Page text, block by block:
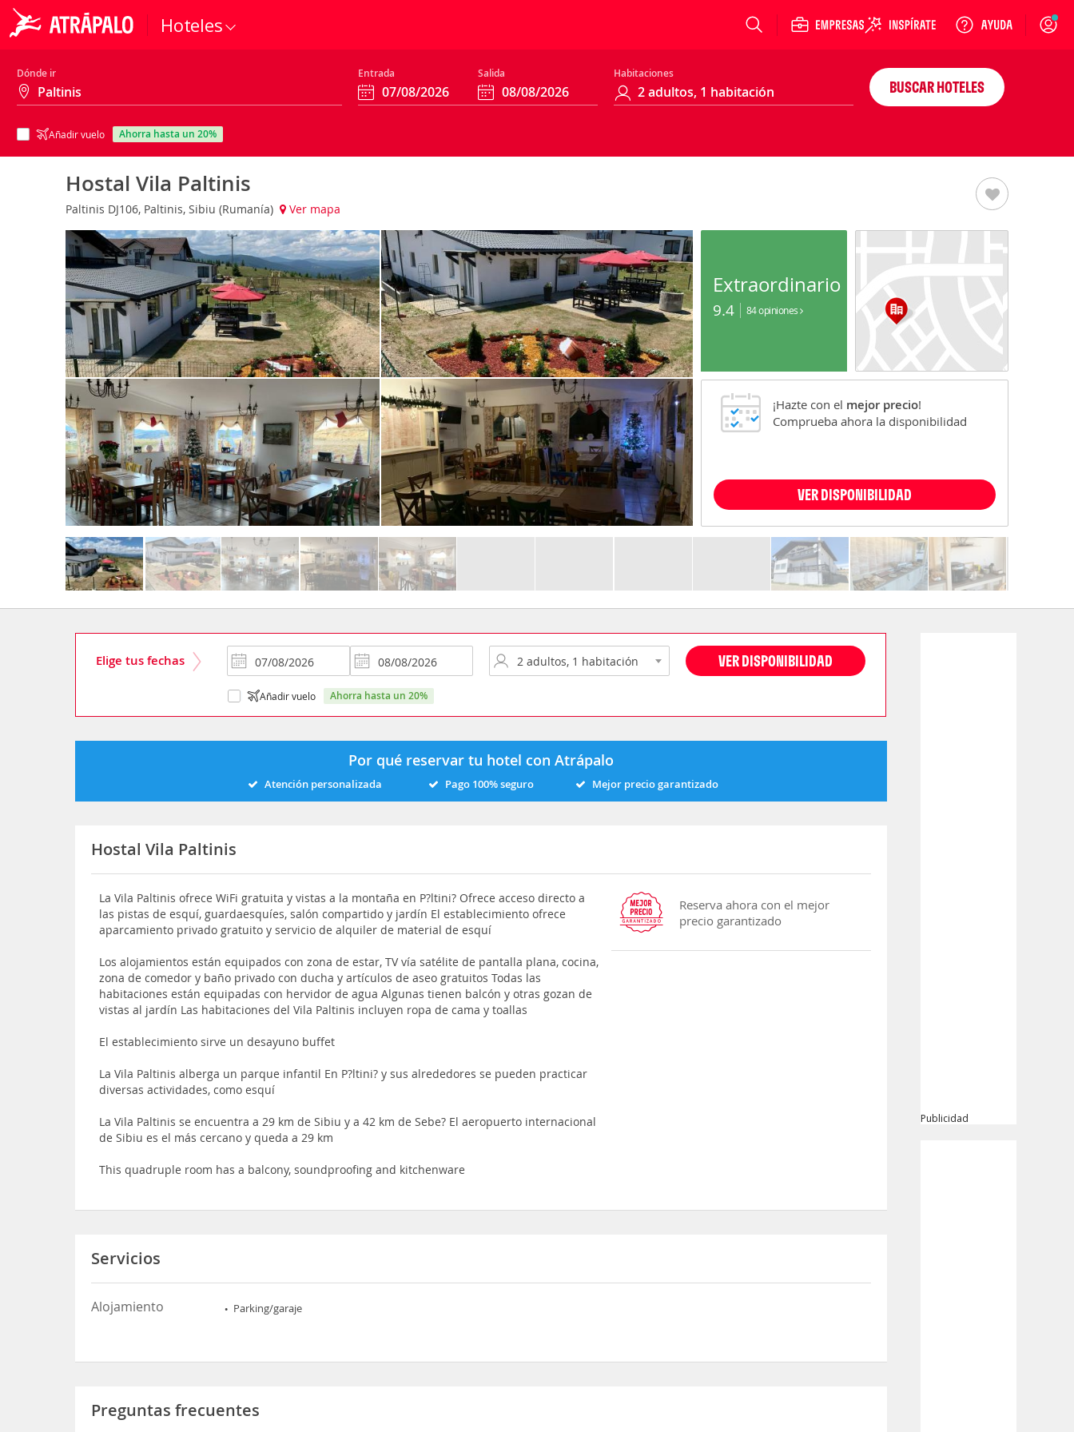
Hoteles Login
Dónde ir Entrada Salida Habitaciones
Añadir vuelo ahorra hasta un 20%
BUSCAR HOTELES
Hostal Vila Paltinis
Paltinis DJ106, Paltinis, Sibiu (Rumanía) Ver mapa
Extraordinario
9.4 84 opiniones
¡Hazte con el mejor precio!
Comprueba ahora la disponibilidad
VER DISPONIBILIDAD
Elige tus fechas VER DISPONIBILIDAD
Añadir vuelo ahorra hasta un 20%
Por qué reservar tu hotel con Atrápalo
Atención personalizada Pago 100% seguro Mejor precio garantizado
Hostal Vila Paltinis
La Vila Paltinis ofrece WiFi gratuita y vistas a la montaña en P?ltini? Ofrece acceso directo a
las pistas de esquí, guardaesquíes, salón compartido y jardín El establecimiento ofrece
aparcamiento privado gratuito y servicio de alquiler de material de esquí
Los alojamientos están equipados con zona de estar, TV vía satélite de pantalla plana, cocina,
zona de comedor y baño privado con ducha y artículos de aseo gratuitos Todas las
habitaciones están equipadas con hervidor de agua Algunas tienen balcón y otras gozan de
vistas al jardín Las habitaciones del Vila Paltinis incluyen ropa de cama y toallas
El establecimiento sirve un desayuno buffet
La Vila Paltinis alberga un parque infantil En P?ltini? y sus alrededores se pueden practicar
diversas actividades, como esquí
La Vila Paltinis se encuentra a 29 km de Sibiu y a 42 km de Sebe? El aeropuerto internacional
de Sibiu es el más cercano y queda a 29 km
This quadruple room has a balcony, soundproofing and kitchenware
Reserva ahora con el mejor
precio garantizado
Servicios
Alojamiento Parking/garaje
Preguntas frecuentes
Publicidad